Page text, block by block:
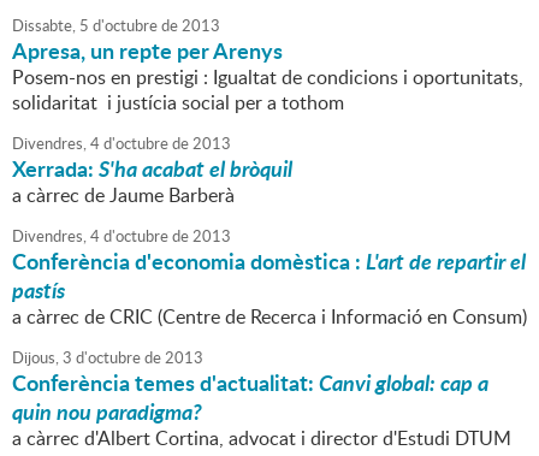
Dissabte, 5 d'octubrede2013
Apresa, un repte per Arenys
Posem-nos en prestigi : Igualtat de condicions i oportunitats,
solidaritat i justícia social per a tothom
Divendres,4d'octubrede2013
Xerrada:S'ha acabat el bròquil
a càrrec de Jaume Barberà
Divendres,4d'octubrede2013
Conferència d'economia domèstica :L'art de repartir el
pastís
a càrrec de CRIC (Centre de Recerca i Informació en Consum)
Dijous,3 d'octubrede2013
Conferència temes d'actualitat:Canvi global: cap a
quin nou paradigma?
a càrrec d'Albert Cortina, advocat i director d'Estudi DTUM